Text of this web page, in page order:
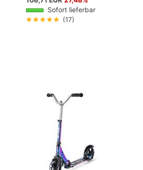
Sofort lieferbar
★★★★★ (17)